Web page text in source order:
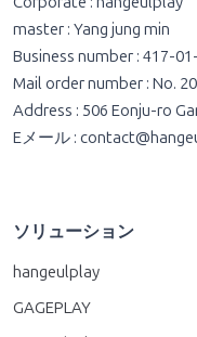
master : Yang jung min
Business number : 417-
Mail order number : No.
Address : 506 Eonju-ro
Eメール :
ソリューション
hangeulplay
GAGEPLAY